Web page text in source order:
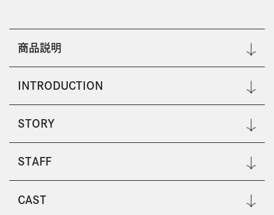
商品説明
INTRODUCTION
STORY
STAFF
CAST